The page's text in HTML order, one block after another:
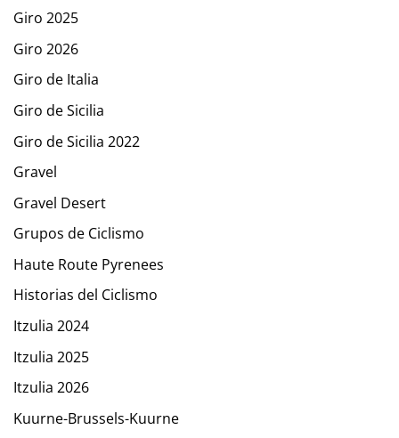
Giro 2025
Giro 2026
Giro de Italia
Giro de Sicilia
Giro de Sicilia 2022
Gravel
Gravel Desert
Grupos de Ciclismo
Haute Route Pyrenees
Historias del Ciclismo
Itzulia 2024
Itzulia 2025
Itzulia 2026
Kuurne-Brussels-Kuurne